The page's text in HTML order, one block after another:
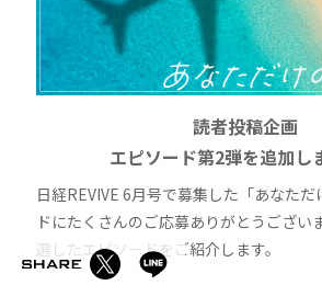
読者投稿企画
エピソード第2弾を追加し
日経REVIVE 6月号で募集した「あなた
ドにたくさんのご応募ありがとうござい
選したエピソードをご紹介します。